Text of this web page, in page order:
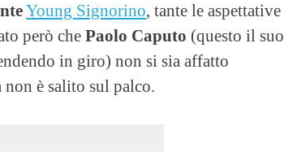
Young Signorino, tante le aspettative
però che Paolo Caputo (questo il suo
in giro) non si sia affatto
è salito sul palco.